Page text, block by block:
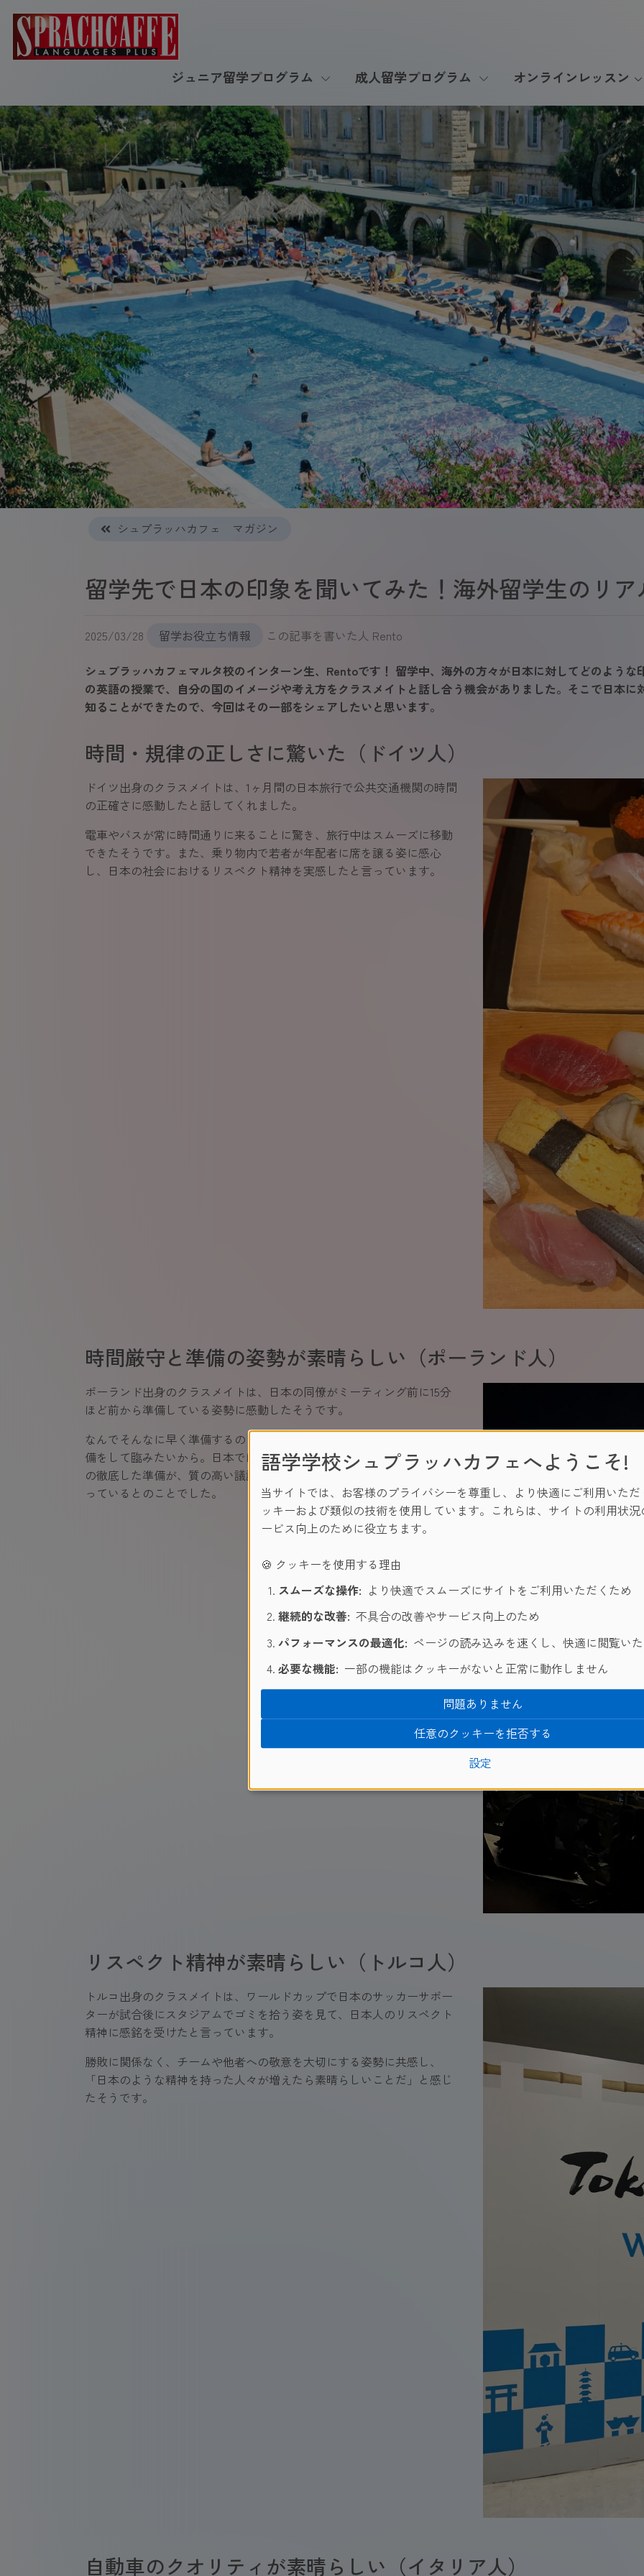
ジュニア留学プログラム 成人留学プログラム オンラインレッスン
シュプラッハカフェ マガジン
留学先で日本の印象を聞いてみた！海外留学生のリ
2025/03/28 留学お役立ち情報 この記事を書いた人 Rento
シュプラッハカフェマルタ校のインターン生、Rentoです！ 留学中、海外の方々が日本に対してどのよう
の英語の授業で、自分の国のイメージや考え方をクラスメイトと話し合う機会がありました。そこで日本
知ることができたので、今回はその一部をシェアしたいと思います。
時間・規律の正しさに驚いた（ドイツ人）
ドイツ出身のクラスメイトは、1ヶ月間の日本旅行で公共交通機関の時間
の正確さに感動したと話してくれました。
電車やバスが常に時間通りに来ることに驚き、旅行中はスムーズに移動
できたそうです。また、乗り物内で若者が年配者に席を譲る姿に感心
し、日本の社会におけるリスペクト精神を実感したと言っています。
時間厳守と準備の姿勢が素晴らしい（ポーランド人）
ポーランド出身のクラスメイトは、日本の同僚がミーティング前に15分
ほど前から準備している姿勢に感動したそうです。
なんでそんなに早く準備するの？と聞くと、「ミーティングに万全の準
備をして臨みたいから。日本では普通のこと。」と返ってきたそう。そ
の徹底した準備が、質の高い議論を生み出し、円滑な関係づくりに繋が
っているとのことでした。
リスペクト精神が素晴らしい（トルコ人）
トルコ出身のクラスメイトは、ワールドカップで日本のサッカーサポー
ターが試合後にスタジアムでゴミを拾う姿を見て、日本人のリスペクト
精神に感銘を受けたと言っています。
勝敗に関係なく、チームや他者への敬意を大切にする姿勢に共感し、
「日本のような精神を持った人々が増えたら素晴らしいことだ」と感じ
たそうです。
自動車のクオリティが素晴らしい（イタリア人）
語学学校シュプラッハカフェへようこそ!
当サイトでは、お客様のプライバシーを尊重し、より快適にご利用いた
ッキーおよび類似の技術を使用しています。これらは、サイトの利用状
ービス向上のために役立ちます。
🍪 クッキーを使用する理由
スムーズな操作: より快適でスムーズにサイトをご利用いただくため
継続的な改善: 不具合の改善やサービス向上のため
パフォーマンスの最適化: ページの読み込みを速くし、快適に閲覧い
必要な機能: 一部の機能はクッキーがないと正常に動作しません
設定
任意のクッキーを拒否する
問題ありません